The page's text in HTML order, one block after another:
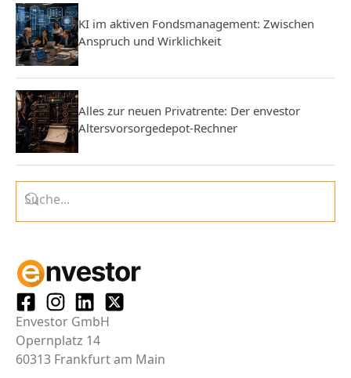
KI im aktiven Fondsmanagement: Zwischen
Anspruch und Wirklichkeit
Alles zur neuen Privatrente: Der envestor
Altersvorsorgedepot-Rechner
Envestor GmbH
Opernplatz 14
60313 Frankfurt am Main